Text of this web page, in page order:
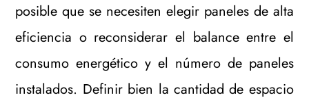
posible que se necesiten elegir paneles de alta
eficiencia o reconsiderar el balance entre el
consumo energético y el número de paneles
instalados. Definir bien la cantidad de espacio